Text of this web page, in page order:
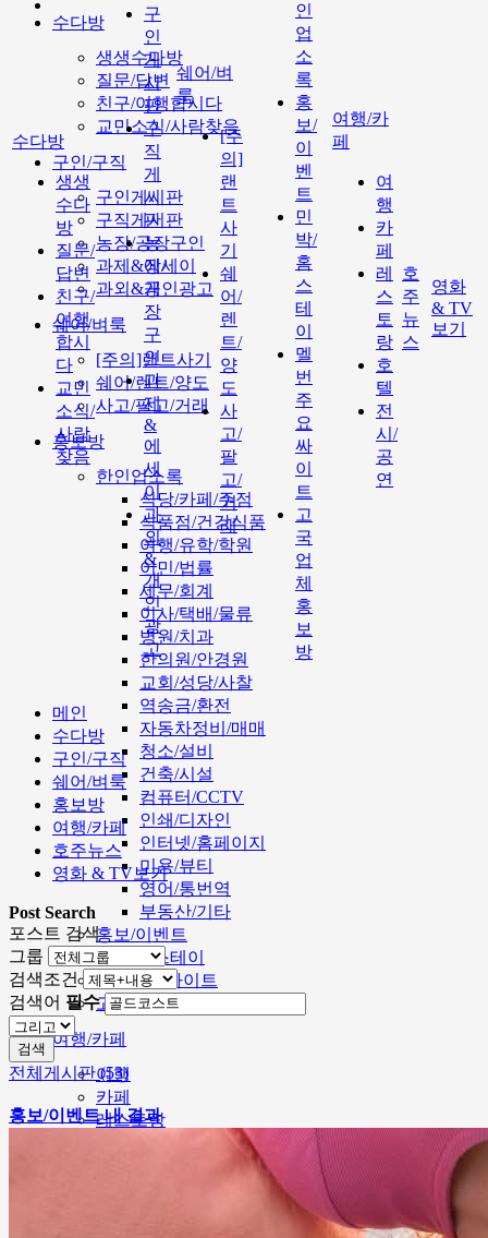
수다방
생생수다방
질문/답변
친구/여행합시다
교민소식/사람찾음
구인/구직
구인게시판
구직게시판
농장/공장구인
과제&에세이
과외&개인광고
쉐어/벼룩
[주의]랜트사기
쉐어/렌트/양도
사고/팔고/거래
홍보방
한인업소록
식당/카페/주점
식품점/건강식품
여행/유학/학원
이민/법률
세무/회계
이사/택배/물류
병원/치과
한의원/안경원
교회/성당/사찰
역송금/환전
자동차정비/매매
청소/설비
건축/시설
컴퓨터/CCTV
인쇄/디자인
인터넷/홈페이지
미용/뷰티
영어/통번역
부동산/기타
홍보/이벤트
민박/홈스테이
멜번주요싸이트
고국업체 홍보방
여행/카페
여행
카페
레스토랑
수다방
생생
수다
방
질문/
답변
친구/
여행
합시
다
교민
소식/
사람
찾음
구
인
게
시
판
구
직
게
시
판
농
장/
공
장
구
인
과
제
&
에
세
이
과
외
&
개
인
광
고
쉐어/벼
룩
[주
의]
랜
트
사
기
쉐
어/
렌
트/
양
도
사
고/
팔
고/
거
래
인
업
소
록
홍
보/
이
벤
트
민
박/
홈
스
테
이
멜
번
주
요
싸
이
트
고
국
업
체
홍
보
방
여행/카
페
여
행
카
페
레
스
토
랑
호
텔
전
시/
공
연
호
주
뉴
스
영화
& TV
보기
메인
수다방
구인/구직
쉐어/벼룩
홍보방
여행/카페
호주뉴스
영화 & TV보기
Post Search
포스트 검색
그룹
검색조건
검색어 필수
검색
전체게시판 (53)
홍보/이벤트 내 결과